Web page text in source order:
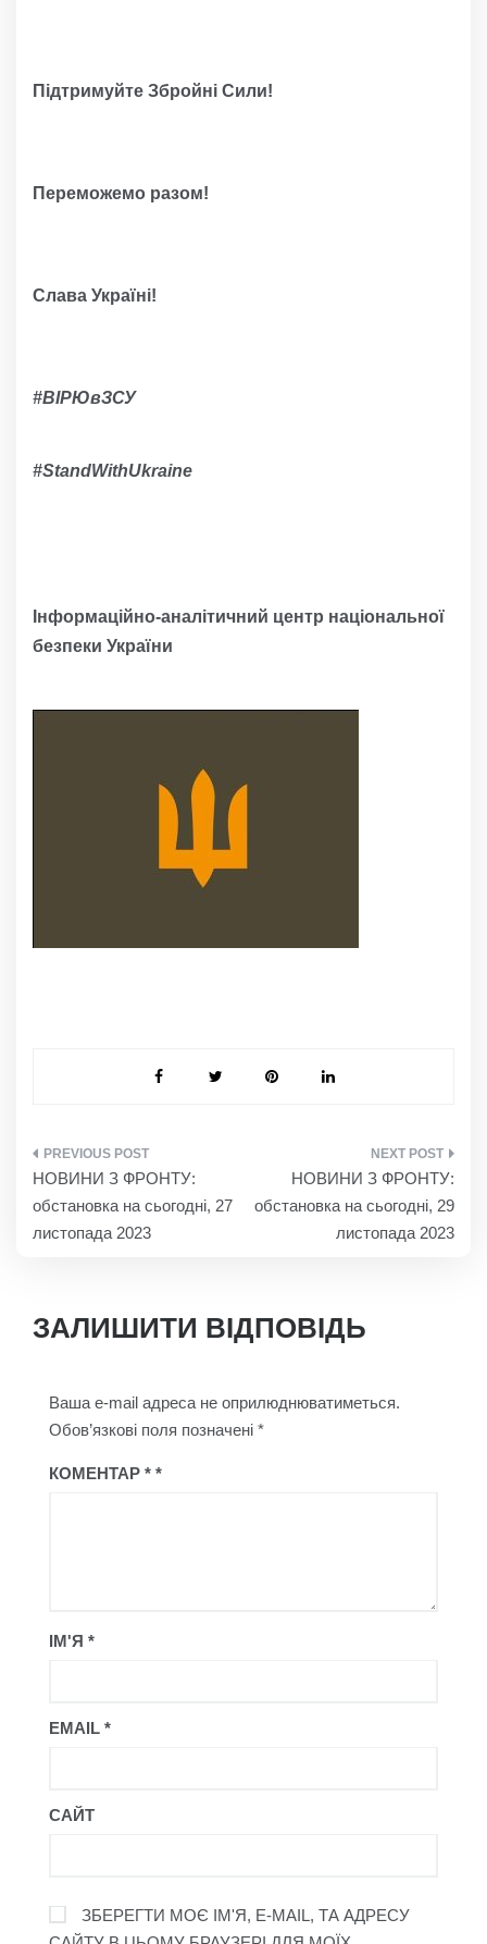
Підтримуйте Збройні Сили!
Переможемо разом!
Слава Україні!
#ВІРЮвЗСУ
#StandWithUkraine
Інформаційно-аналітичний центр національної
безпеки України
НАВІГАЦІЯ
ЗАПИСІВ
НОВИНИ З ФРОНТУ:
обстановка на сьогодні, 27
листопада 2023
НОВИНИ З ФРОНТУ:
обстановка на сьогодні, 29
листопада 2023
ЗАЛИШИТИ ВІДПОВІДЬ
Ваша e-mail адреса не оприлюднюватиметься.
Обов’язкові поля позначені *
КОМЕНТАР *
ІМ'Я *
EMAIL *
САЙТ
ЗБЕРЕГТИ МОЄ ІМ'Я, E-MAIL, ТА АДРЕСУ